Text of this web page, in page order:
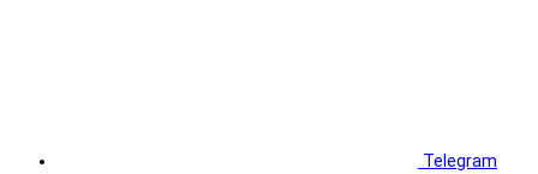
Telegram